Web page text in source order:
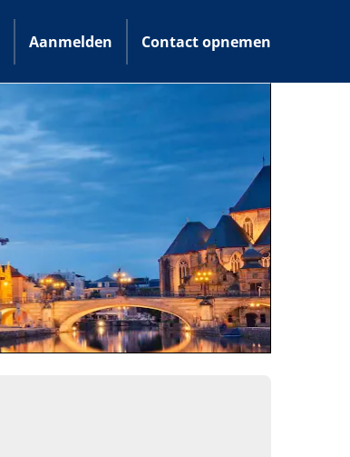
Aanmelden Contact opnemen